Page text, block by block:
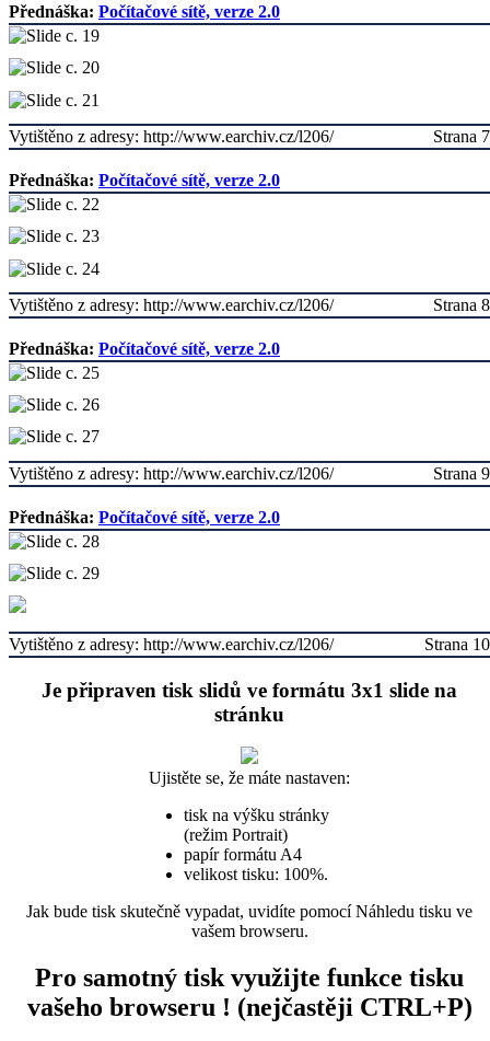
Přednáška: Počítačové sítě, verze 2.0
Strana 7
Vytištěno z adresy: http://www.earchiv.cz/l206/
Přednáška: Počítačové sítě, verze 2.0
Strana 8
Vytištěno z adresy: http://www.earchiv.cz/l206/
Přednáška: Počítačové sítě, verze 2.0
Strana 9
Vytištěno z adresy: http://www.earchiv.cz/l206/
Přednáška: Počítačové sítě, verze 2.0
Strana 10
Vytištěno z adresy: http://www.earchiv.cz/l206/
Je připraven tisk slidů ve formátu 3x1 slide na
stránku
Ujistěte se, že máte nastaven:
tisk na výšku stránky
(režim Portrait)
papír formátu A4
velikost tisku: 100%.
Jak bude tisk skutečně vypadat, uvidíte pomocí Náhledu tisku ve
vašem browseru.
Pro samotný tisk využijte funkce tisku
vašeho browseru ! (nejčastěji CTRL+P)